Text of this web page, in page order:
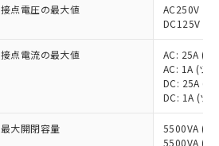
接点電圧の最大値
AC250V
DC125V
接点電流の最大値
AC: 25A (a
AC: 1A (ツ
DC: 25A (a
DC: 1A (ツ
最大開閉容量
5500VA (a
5500VA (a